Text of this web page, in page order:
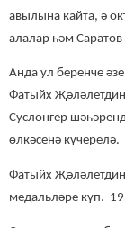
авылына кайта, ә
алалар һәм
Анда ул беренче
Фатыйх
Суслонгер
өлкәсенә күчерелә.
Фатыйх
медальләре күп.